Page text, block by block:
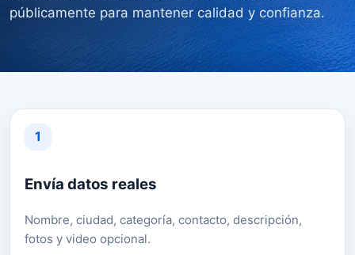
públicamente para mantener calidad y confianza.
1
Envía datos reales
Nombre, ciudad, categoría, contacto, descripción,
fotos y video opcional.